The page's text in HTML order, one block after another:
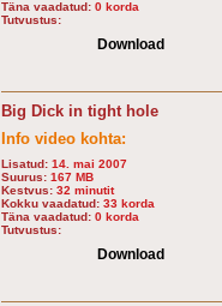
Täna vaadatud: 0 korda
Tutvustus:
Download
Big Dick in tight hole
Info video kohta:
Lisatud: 14. mai 2007
Suurus: 167 MB
Kestvus: 32 minutit
Kokku vaadatud: 33 korda
Täna vaadatud: 0 korda
Tutvustus:
Download